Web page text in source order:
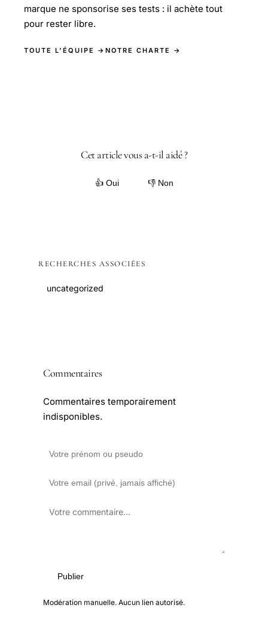
marque ne sponsorise ses tests : il achète tout
pour rester libre.
TOUTE L'ÉQUIPE → NOTRE CHARTE →
Cet article vous a-t-il aidé ?
👍 Oui 👎 Non
RECHERCHES ASSOCIÉES
uncategorized
Commentaires
Commentaires temporairement
indisponibles.
Publier
Modération manuelle. Aucun lien autorisé.